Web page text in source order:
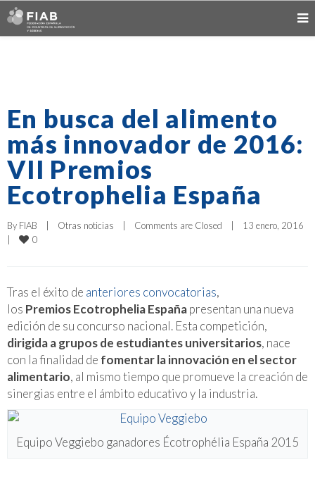
En busca del alimento
más innovador de 2016:
VII Premios
Ecotrophelia España
By FIAB Otras noticias Comments are Closed
0
Tras el éxito de anteriores convocatorias,
los Premios Ecotrophelia Españapresentan una nueva
edición de su concurso nacional. Esta competición,
dirigida a grupos de estudiantes universitarios, nace
con la finalidad de fomentar la innovación en el sector
alimentario, al mismo tiempo que promueve la creación de
sinergias entre el ámbito educativo y la industria.
Equipo Veggiebo ganadores Écotrophélia España 2015